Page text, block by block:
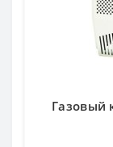
Газовый